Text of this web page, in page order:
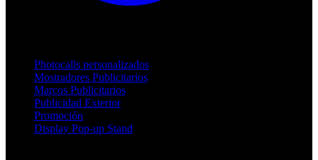
Photocalls personalizados
Mostradores Publicitarios
Marcos Publicitarios
Publicidad Exterior
Promoción
Display Pop-up Stand